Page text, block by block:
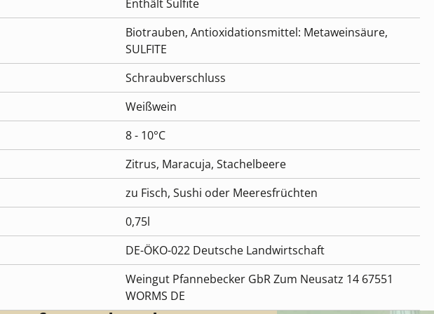
Weißwein
Enthält Sulfite
8 - 10°C
Zitrus, Maracuja, Stachelbeere
Schraubverschluss
zu Fisch, Sushi oder Meeresfrüchten
0,75l
Biotrauben, Antioxidationsmittel: Metaweinsäure,
SULFITE
DE-ÖKO-022 Deutsche Landwirtschaft
Weingut Pfannebecker GbR Zum Neusatz 14 67551
WORMS DE